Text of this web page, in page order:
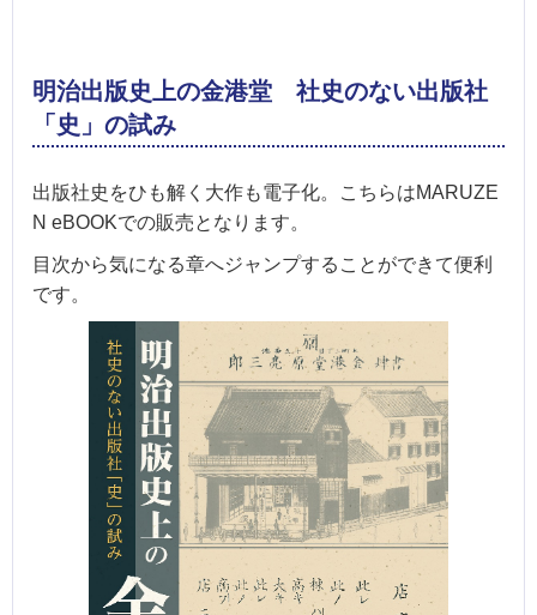
明治出版史上の金港堂 社史のない出版社
「史」の試み
出版社史をひも解く大作も電子化。こちらはMARUZE
N eBOOKでの販売となります。
目次から気になる章へジャンプすることができて便利
です。